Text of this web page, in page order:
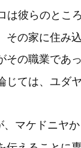
は彼らのとこ
その家に住み
その職業であ
じては、ユダ
、マケドニヤ